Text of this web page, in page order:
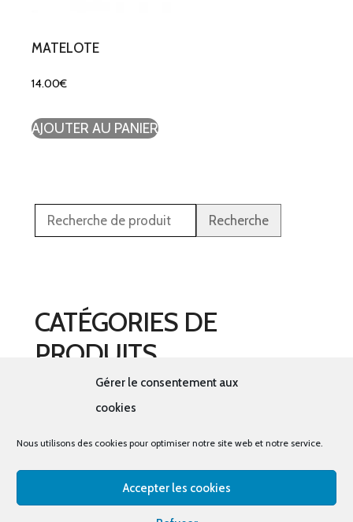
Gérer le consentement aux
cookies
Nous utilisons des cookies pour optimiser notre site web et notre service.
Accepter les cookies
MATELOTE
14.00€
AJOUTER AU PANIER
Recherche
CATÉGORIES DE
PRODUITS
Sélectionner une catégorie
© tous droits réservés - La cabine à costumes x Bout